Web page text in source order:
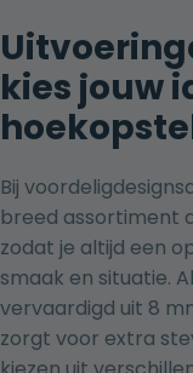
kies jouw
Bij
breed assortiment
zodat je altijd een
smaak en situatie.
vervaardigd uit 8
zorgt voor extra